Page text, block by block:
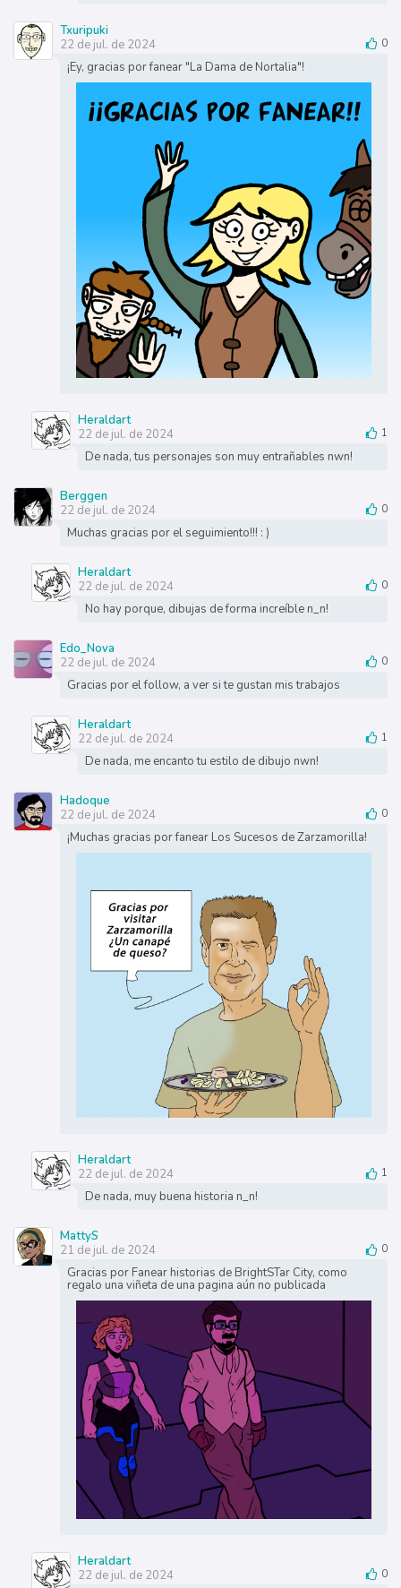
Txuripuki
22 de jul. de 2024
0
¡Ey, gracias por fanear "La Dama de Nortalia"!
Heraldart
22 de jul. de 2024
1
De nada, tus personajes son muy entrañables nwn!
Berggen
22 de jul. de 2024
0
Muchas gracias por el seguimiento!!! : )
Heraldart
22 de jul. de 2024
0
No hay porque, dibujas de forma increíble n_n!
Edo_Nova
22 de jul. de 2024
0
Gracias por el follow, a ver si te gustan mis trabajos
Heraldart
22 de jul. de 2024
1
De nada, me encanto tu estilo de dibujo nwn!
Hadoque
22 de jul. de 2024
0
¡Muchas gracias por fanear Los Sucesos de Zarzamorilla!
Heraldart
22 de jul. de 2024
1
De nada, muy buena historia n_n!
MattyS
21 de jul. de 2024
0
Gracias por Fanear historias de BrightSTar City, como
regalo una viñeta de una pagina aún no publicada
Heraldart
22 de jul. de 2024
0